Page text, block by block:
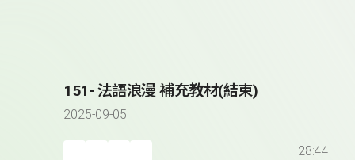
151- 法語浪漫 補充教材(結束)
2025-09-05
28:44